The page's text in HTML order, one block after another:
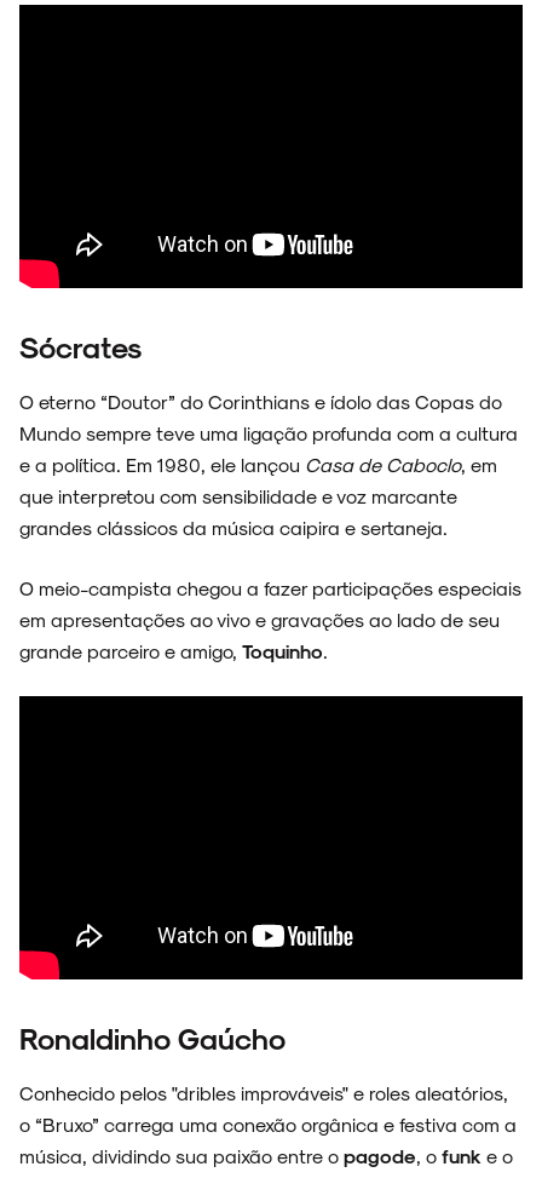
Sócrates
O eterno “Doutor” do Corinthians e ídolo das Copas do
Mundo sempre teve uma ligação profunda com a cultura
e a política. Em 1980, ele lançou Casa de Caboclo, em
que interpretou com sensibilidade e voz marcante
grandes clássicos da música caipira e sertaneja.
O meio-campista chegou a fazer participações especiais
em apresentações ao vivo e gravações ao lado de seu
grande parceiro e amigo, Toquinho.
Ronaldinho Gaúcho
Conhecido pelos "dribles improváveis" e roles aleatórios,
o “Bruxo” carrega uma conexão orgânica e festiva com a
música, dividindo sua paixão entre o pagode, o funk e o